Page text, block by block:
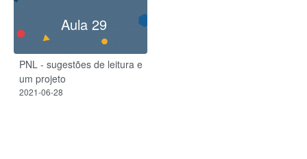
Aula 29
PNL - sugestões de leitura e
um projeto
2021-06-28